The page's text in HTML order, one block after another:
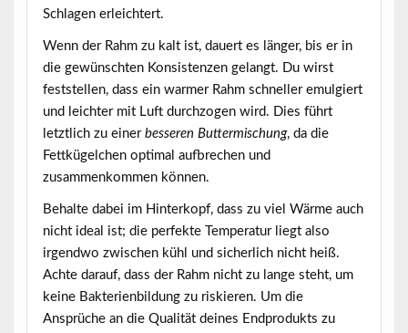
Schlagen erleichtert.
Wenn der Rahm zu kalt ist, dauert es länger, bis er in
die gewünschten Konsistenzen gelangt. Du wirst
feststellen, dass ein warmer Rahm schneller emulgiert
und leichter mit Luft durchzogen wird. Dies führt
letztlich zu einer besseren Buttermischung, da die
Fettkügelchen optimal aufbrechen und
zusammenkommen können.
Behalte dabei im Hinterkopf, dass zu viel Wärme auch
nicht ideal ist; die perfekte Temperatur liegt also
irgendwo zwischen kühl und sicherlich nicht heiß.
Achte darauf, dass der Rahm nicht zu lange steht, um
keine Bakterienbildung zu riskieren. Um die
Ansprüche an die Qualität deines Endprodukts zu